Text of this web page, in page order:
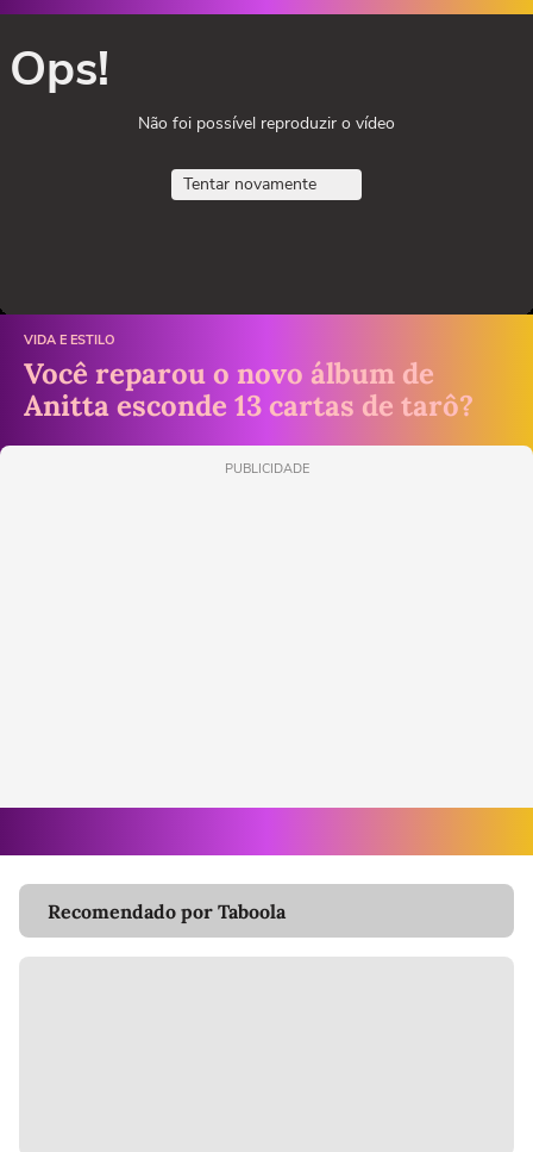
Ops!
Não foi possível reproduzir o vídeo
Tentar novamente
VIDA E ESTILO
Você reparou o novo álbum de
Anitta esconde 13 cartas de tarô?
PUBLICIDADE
Recomendado por Taboola